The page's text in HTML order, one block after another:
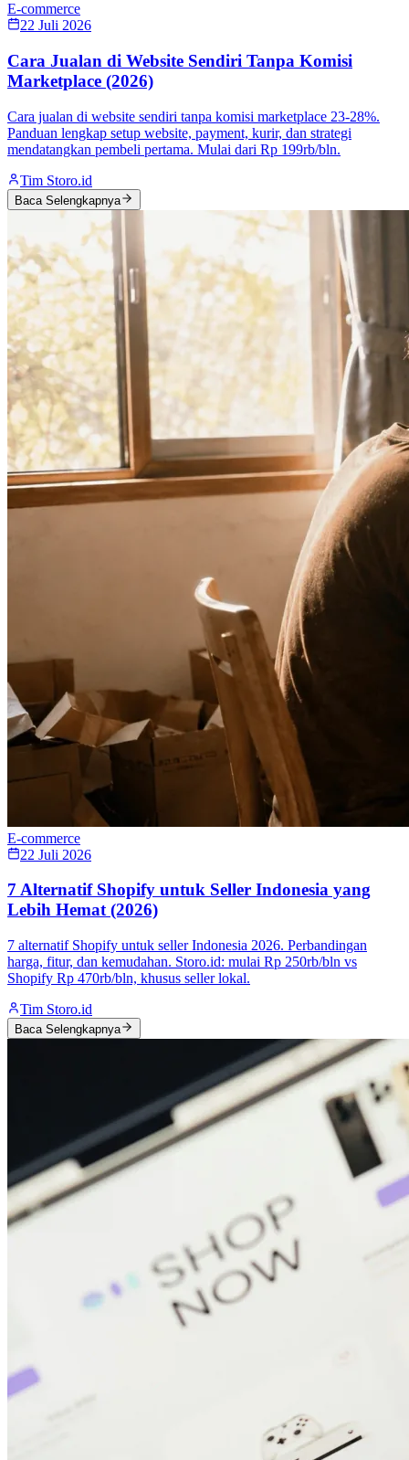
E-commerce
22 Juli 2026
Cara Jualan di Website Sendiri Tanpa Komisi
Marketplace (2026)
Cara jualan di website sendiri tanpa komisi marketplace 23-28%.
Panduan lengkap setup website, payment, kurir, dan strategi
mendatangkan pembeli pertama. Mulai dari Rp 199rb/bln.
Tim Storo.id
Baca Selengkapnya
E-commerce
22 Juli 2026
7 Alternatif Shopify untuk Seller Indonesia yang
Lebih Hemat (2026)
7 alternatif Shopify untuk seller Indonesia 2026. Perbandingan
harga, fitur, dan kemudahan. Storo.id: mulai Rp 250rb/bln vs
Shopify Rp 470rb/bln, khusus seller lokal.
Tim Storo.id
Baca Selengkapnya